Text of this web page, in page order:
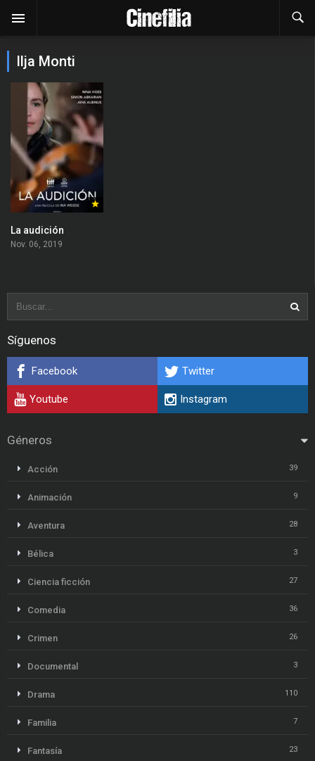
Ilja Monti
La audición
Nov. 06, 2019
Síguenos
Facebook Twitter
Youtube Instagram
Géneros
Acción 39
Animación 9
Aventura 28
Bélica 3
Ciencia ficción 27
Comedia 36
Crimen 26
Documental 3
Drama 110
Familia 7
Fantasía 23